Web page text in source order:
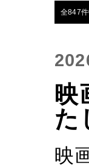
全847
映
た
映